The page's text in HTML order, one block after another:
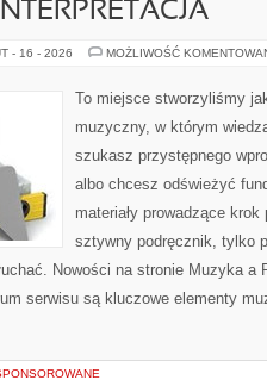
- 16 - 2026 MOŻLIWOŚĆ
To miejsce stworzyliśmy
muzyczny, w którym
szukasz przystępnego
albo chcesz odświeżyć
materiały prowadzące
sztywny podręcznik, tylko
Nowości na stronie Muzyka a
serwisu są kluczowe elementy